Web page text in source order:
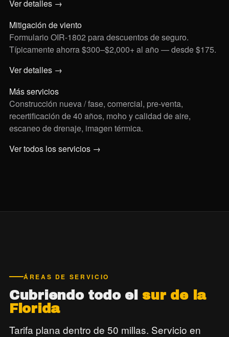
Ver detalles →
Mitigación de viento
Formulario OIR-1802 para descuentos de seguro.
Típicamente ahorra $300–$2,000+ al año — desde $175.
Ver detalles →
Más servicios
Construcción nueva / fase, comercial, pre-venta,
recertificación de 40 años, moho y calidad de aire,
escaneo de drenaje, imagen térmica.
Ver todos los servicios →
ÁREAS DE SERVICIO
Cubriendo todo el sur de la
Florida
Tarifa plana dentro de 50 millas. Servicio en